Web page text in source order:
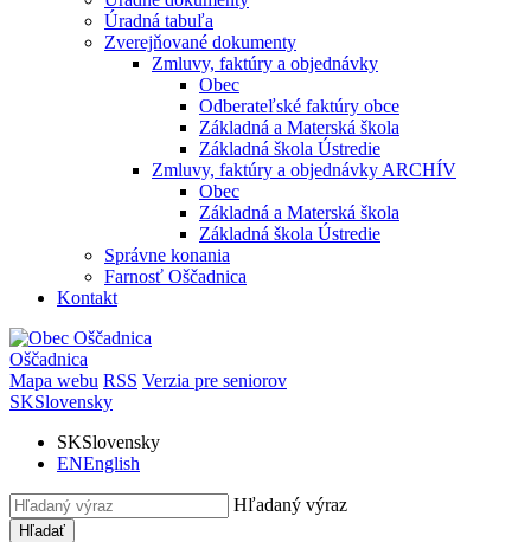
Úradná tabuľa
Zverejňované dokumenty
Zmluvy, faktúry a objednávky
Obec
Odberateľské faktúry obce
Základná a Materská škola
Základná škola Ústredie
Zmluvy, faktúry a objednávky ARCHÍV
Obec
Základná a Materská škola
Základná škola Ústredie
Správne konania
Farnosť Oščadnica
Kontakt
Oščadnica
Mapa webu RSS Verzia pre seniorov
SKSlovensky
SKSlovensky
ENEnglish
Hľadaný výraz
Hľadať